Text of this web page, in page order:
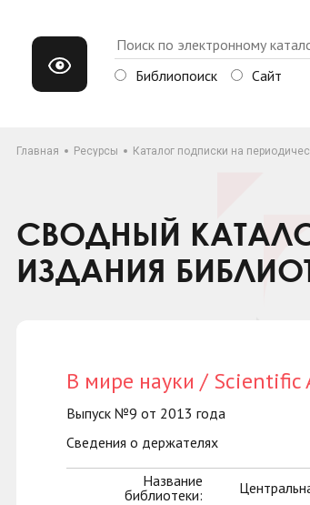
Библиопоиск Сайт
Главная Ресурсы Каталог подписки на
СВОДНЫЙ
ИЗДАНИЯ
В мире науки / Scientific
Выпуск №9 от 2013 года
Сведения о держателях
Название
библиотеки: